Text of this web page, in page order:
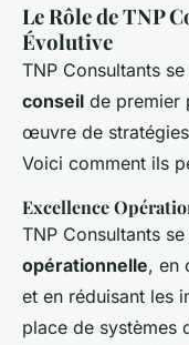
Le Rôle de TNP
Évolutive
TNP Consultants
conseil de premier
œuvre de
Voici comment ils
Excellence
TNP Consultants
opérationnelle, en
et en réduisant les
place de systèmes